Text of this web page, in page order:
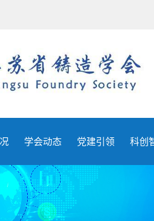
学会动态 党建引领 科创